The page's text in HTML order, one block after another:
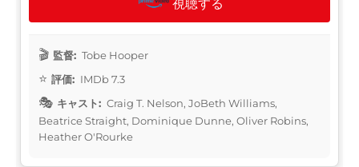
視聴する
監督: Tobe Hooper
評価: IMDb 7.3
キャスト: Craig T. Nelson, JoBeth Williams,
Beatrice Straight, Dominique Dunne, Oliver Robins,
Heather O'Rourke